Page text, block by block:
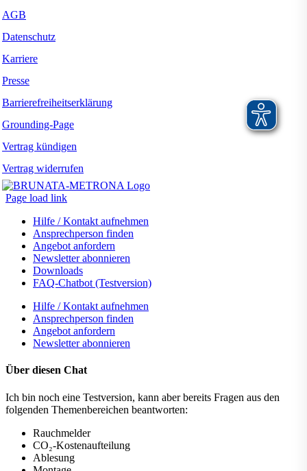
AGB
Datenschutz
Karriere
Presse
Barrierefreiheitserklärung
Grounding-Page
Vertrag kündigen
Vertrag widerrufen
Page load link
Hilfe / Kontakt aufnehmen
Ansprechperson finden
Angebot anfordern
Newsletter abonnieren
Downloads
FAQ-Chatbot (Testversion)
Hilfe / Kontakt aufnehmen
Ansprechperson finden
Angebot anfordern
Newsletter abonnieren
Über diesen Chat
Ich bin noch eine Testversion, kann aber bereits Fragen aus den
folgenden Themenbereichen beantworten:
Rauchmelder
CO₂-Kostenaufteilung
Ablesung